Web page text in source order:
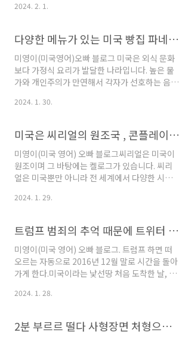
신을 일구었기에 지금까지도 혁신의 아이콘으로
민자 가족 출신입니다.존 F.케네디를 말하기 위해
서는 그의 ..
니다.또한 크리스마스, 결혼, 출산(베이비 샤워선
감사의 마음을 전하고 싶을 때는 기프트 카드로
마음의 표시하는걸 좋아해요. 기프트 카드를 인
기를 끄는 이유는 선물의 편리성과 유연성 때문
이죠. 매번 선물할 때마다 무엇을 선물해야 할지,
어떤 색상과 브랜드는 어떤것을 선택할지 등 수
죠. 미국 아마존 들어가 쇼핑해보기 오늘은 미국
(Amazon) 기프트 카드'에 대해 알아보려고 합
니다. 영어에 놀란가..
2024. 2. 1.
다양한 메뉴가 있는 미국 빵집 파네라 (Panera Bread) 커피점일까 레스토랑일까
미영이(미국영어)오빠 블로그 미국은 외식 문화
보다 가정식 요리가 발달한 나라입니다. 높은 물
가와 개인주의가 만연해서 각자가 선호하는 음식
해 먹는 것이 미국의 문화로 자리 잡는 듯합니
홈페이지 둘러보기 그래서 우리나라 유학생이나
미국에 오신 한국분들이 갈 만한 미국 내 레스토
랑이 별로 없습니다. 다행히 한국인들 취향에 딱
맞는 Panera Bread가 있고 많이들 가시고 친구
들과 차 한잔 하며 시간을 보내기도 좋은 곳입니
에 대해 알아보려고 합니다.1. Panera Bread :
트푸드 및 베이..
2024. 1. 30.
미국은 씨리얼의 원조국 , 콘플레이크 [Kellogg(켈로그) ]
미영이(미국 영어) 오빠 블로그씨리얼은 미국이
원조이며 그 바탕에는 켈로그가 있습니다. 씨리
얼은 미국뿐만 아니라 전 세계에서 다양한 시리
계속 변화하고 새로운 제품이 출시되므로, 현재
다. 많은 씨리얼 제품은 다양한 색상과 독특한 모
양을 가지고 있고 색감이 밝고 모양이 재미있는
씨리얼은 아이들의 시각적 호기심을 자극하고 먹
는 경험을 즐겁게 만들 어 줍니다. 또 우유와는 얼
마나 맛있게요~~ 우유의 부드러운 맛과 시리얼
화를 선사합니다.오늘은 '씨리얼의 원조, 켈로그
그 탄생: 캘러그는 1900년대 Household
name..
2024. 1. 29.
트럼프 범죄의 추억 때문에 트위터 금지되고 성폭행 패소/ 배상판결상
미영이(미국 영어) 오빠 블로그. 트럼프 하면 떠
오르는 자동으로 2016년 12월 말로 시간을 돌아
가게 한다.미국이라는 낯선땅 처음 도착한 날, 애
합니다.그 당시 미국 전역은 도널드 트럼프의 당
America Great Again" (미국을 다시 위대하
게) 구호를 외치며 미합중국의 대통령으로 당선
2024. 1. 28.
2분 부르르 떨다 사형장면 처형으로 보이는 미국 질소 가스로 사형